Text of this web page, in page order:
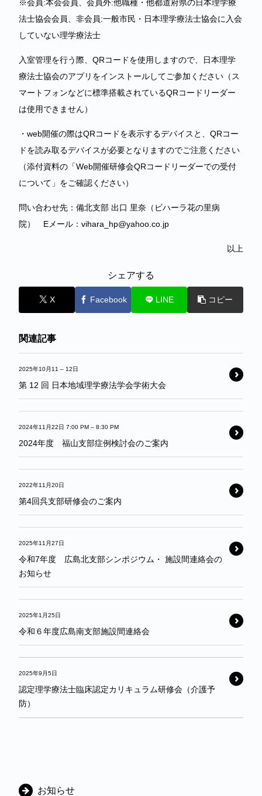
※会員:本会会員、会員外:他職種・他都道府県の日本理学療
法士協会会員、非会員:一般市民・日本理学療法士協会に入会
していない理学療法士
入室管理を行う際、QRコードを使用しますので、日本理学
療法士協会のアプリをインストールしてご参加ください（ス
マートフォンなどに標準搭載されているQRコードリーダー
は使用できません）
・web開催の際はQRコードを表示するデバイスと、QRコー
ドを読み取るデバイスが必要となりますのでご注意ください
（添付資料の「Web開催研修会QRコードリーダーでの受付
について」をご確認ください）
問い合わせ先：備北支部 出口 里奈（ビハーラ花の里病
院） Eメール：vihara_hp@yahoo.co.jp
以上
シェアする
X Facebook LINE コピー
関連記事
2025年10月11 – 12日
第 12 回 日本地域理学療法学会学術大会
2024年11月22日 7:00 PM – 8:30 PM
2024年度 福山支部症例検討会のご案内
2022年11月20日
第4回呉支部研修会のご案内
2025年11月27日
令和7年度 広島北支部シンポジウム・ 施設間連絡会の
お知らせ
2025年1月25日
令和６年度広島南支部施設間連絡会
2025年9月5日
認定理学療法士臨床認定カリキュラム研修会（介護予
防）
カ
お知らせ